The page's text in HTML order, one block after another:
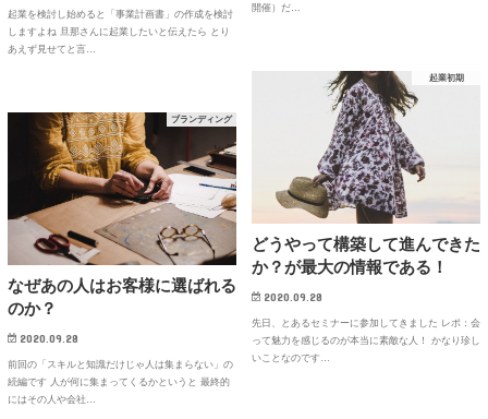
開催）だ…
起業を検討し始めると「事業計画書」の作成を検討
しますよね 旦那さんに起業したいと伝えたら とり
あえず見せてと言…
起業初期
どうやって構築して進んできた
か？が最大の情報である！
2020.09.28
先日、とあるセミナーに参加してきました レポ：会
って魅力を感じるのが本当に素敵な人！ かなり珍し
いことなのです…
ブランディング
なぜあの人はお客様に選ばれる
のか？
2020.09.28
前回の「スキルと知識だけじゃ人は集まらない」の
続編です 人が何に集まってくるかというと 最終的
にはその人や会社…